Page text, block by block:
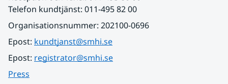
Telefon kundtjänst: 011-495 82 00
Organisationsnummer: 202100-0696
Epost: kundtjanst@smhi.se
Epost: registrator@smhi.se
Press